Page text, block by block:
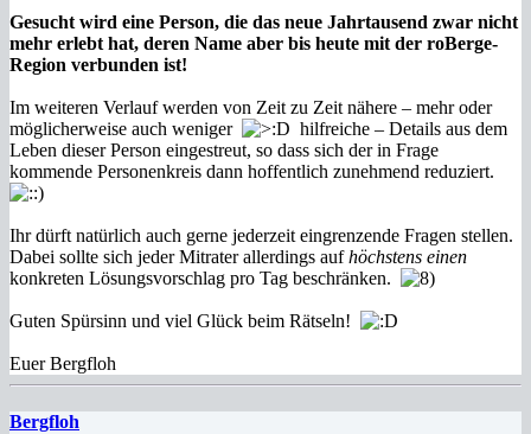
Gesucht wird eine Person, die das neue Jahrtausend zwar nicht
mehr erlebt hat, deren Name aber bis heute mit der roBerge-
Region verbunden ist!
Im weiteren Verlauf werden von Zeit zu Zeit nähere – mehr oder
möglicherweise auch weniger
hilfreiche – Details aus dem
Leben dieser Person eingestreut, so dass sich der in Frage
kommende Personenkreis dann hoffentlich zunehmend reduziert.
Ihr dürft natürlich auch gerne jederzeit eingrenzende Fragen stellen.
Dabei sollte sich jeder Mitrater allerdings aufhöchstens einen
konkreten Lösungsvorschlag pro Tag beschränken.
Guten Spürsinn und viel Glück beim Rätseln!
Euer Bergfloh
Bergfloh